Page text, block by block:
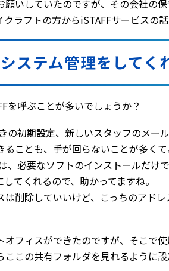
いしていたのですが、その会社の保
ラフトの方からiSTAFFサービスの
ステム管理をしてく
を呼ぶことが多いでしょうか？
の初期設定、新しいスタッフのメー
ことも、手が回らないことが多くて
、必要なソフトのインストールだ
てくれるので、助かってますね。
は削除していいけど、こっちのアド
フィスができたのですが、そこで
ここの共有フォルダを見れるように